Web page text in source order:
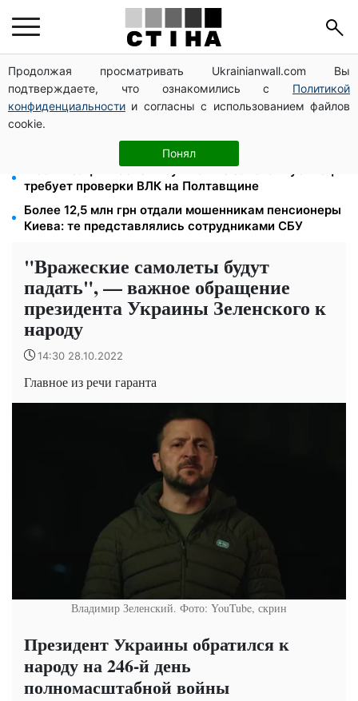
Продолжая просматривать Ukrainianwall.com Вы
подтверждаете, что ознакомились с Политикой
конфиденциальности и согласны с использованием файлов
cookie.
Понял
1500 списанных, 500 уехали сразу: обыски в
Мукачевском ТЦК и ВВК
Тарифы на воду взлетели до 91,24 грн/куб, газ
может достичь 15 грн: коммунальные цены в
Мобилизация после инсульта вне закона: Лубинец
требует проверки ВЛК на Полтавщине
Более 12,5 млн грн отдали мошенникам пенсионеры
Киева: те представлялись сотрудниками СБУ
"Вражеские самолеты будут
падать", — важное обращение
президента Украины Зеленского к
народу
14:30 28.10.2022
Главное из речи гаранта
Владимир Зеленский. Фото: YouTube, скрин
Президент Украины обратился к
народу на 246-й день
полномасштабной войны